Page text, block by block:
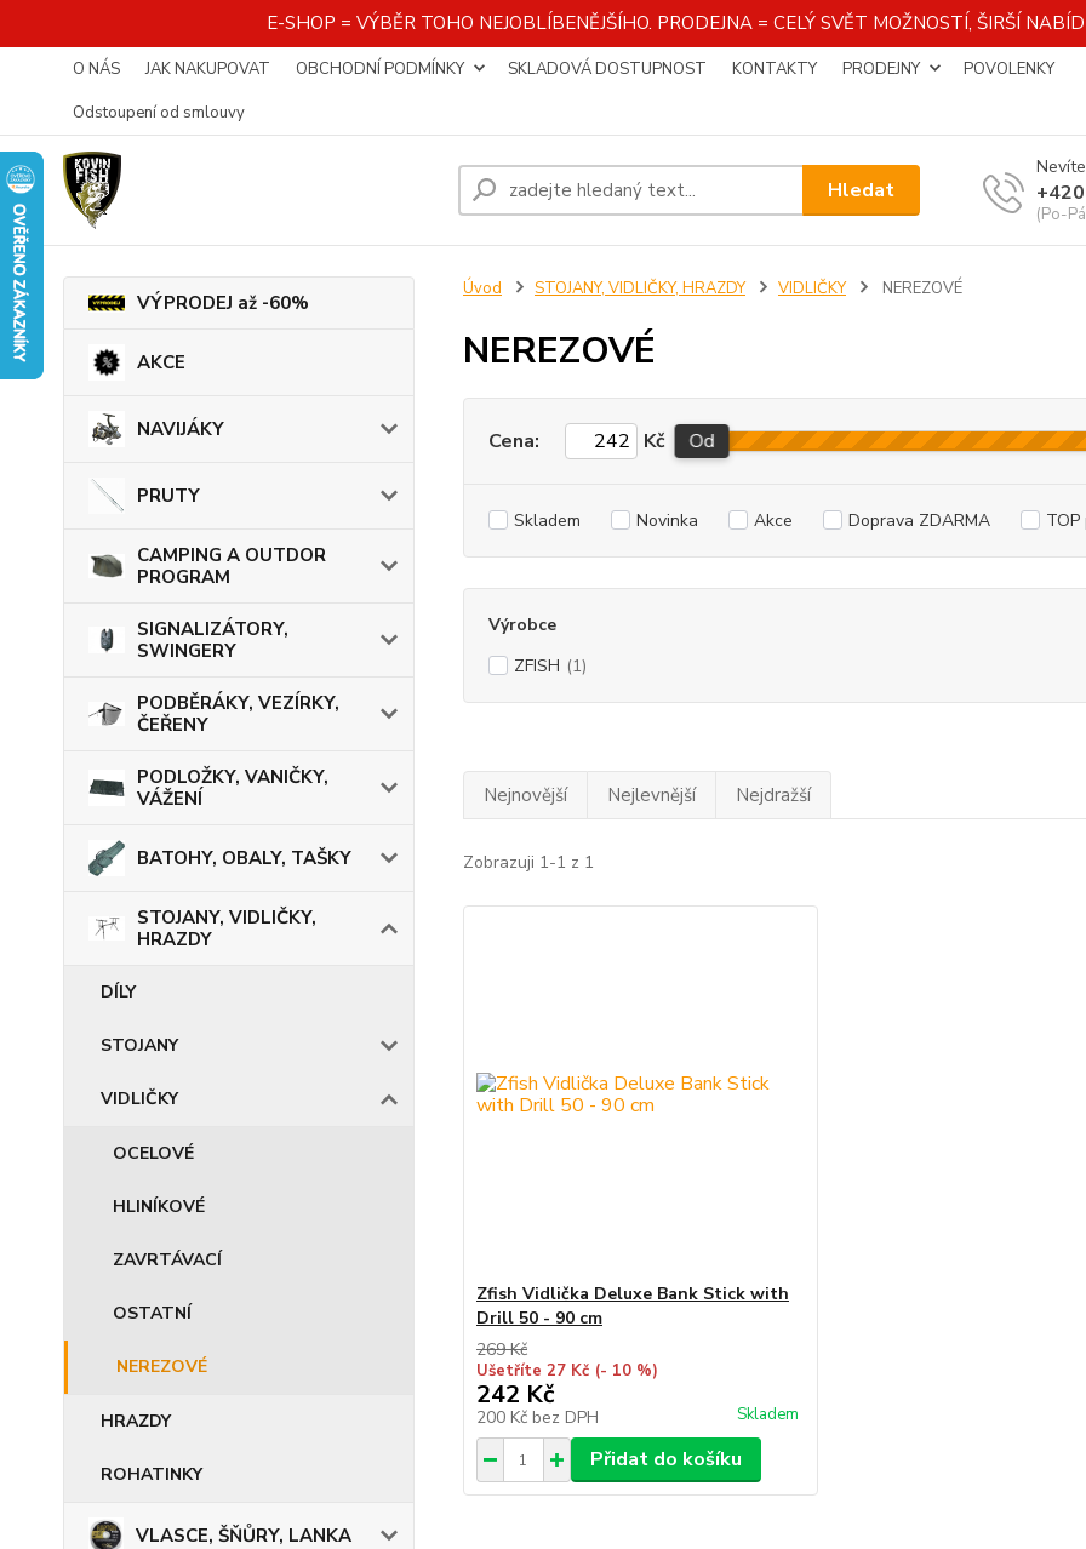
E-SHOP = VÝBĚR TOHO NEJOBLÍBENĚJŠÍHO. PRODEJNA = CELÝ SVĚT MOŽNOSTÍ, ŠIRŠÍ
O NÁS JAK NAKUPOVAT OBCHODNÍ PODMÍNKY SKLADOVÁ DOSTUPNOST KONTAKTY PRODEJNY
POVOLENKY
Odstoupení od smlouvy
Hledat
(Po-
VÝPRODEJ až -60%
AKCE
NAVIJÁKY
PRUTY
CAMPING A OUTDOR
PROGRAM
SIGNALIZÁTORY,
SWINGERY
PODBĚRÁKY, VEZÍRKY,
ČEŘENY
PODLOŽKY, VANIČKY,
VÁŽENÍ
BATOHY, OBALY, TAŠKY
STOJANY, VIDLIČKY,
HRAZDY
DÍLY
STOJANY
VIDLIČKY
OCELOVÉ
HLINÍKOVÉ
ZAVRTÁVACÍ
OSTATNÍ
NEREZOVÉ
HRAZDY
ROHATINKY
VLASCE, ŠŇŮRY, LANKA
Úvod STOJANY, VIDLIČKY, HRAZDY VIDLIČKY NEREZOVÉ
NEREZOVÉ
Cena: Kč Od
Skladem Novinka Akce Doprava ZDARMA
Výrobce
ZFISH (1)
Nejnovější Nejlevnější Nejdražší
Zobrazuji 1-1 z 1
Zfish Vidlička Deluxe Bank Stick with
Drill 50 - 90 cm
269 Kč
Ušetříte 27 Kč (- 10 %)
242 Kč
200 Kč bez DPH Skladem
Přidat do košíku